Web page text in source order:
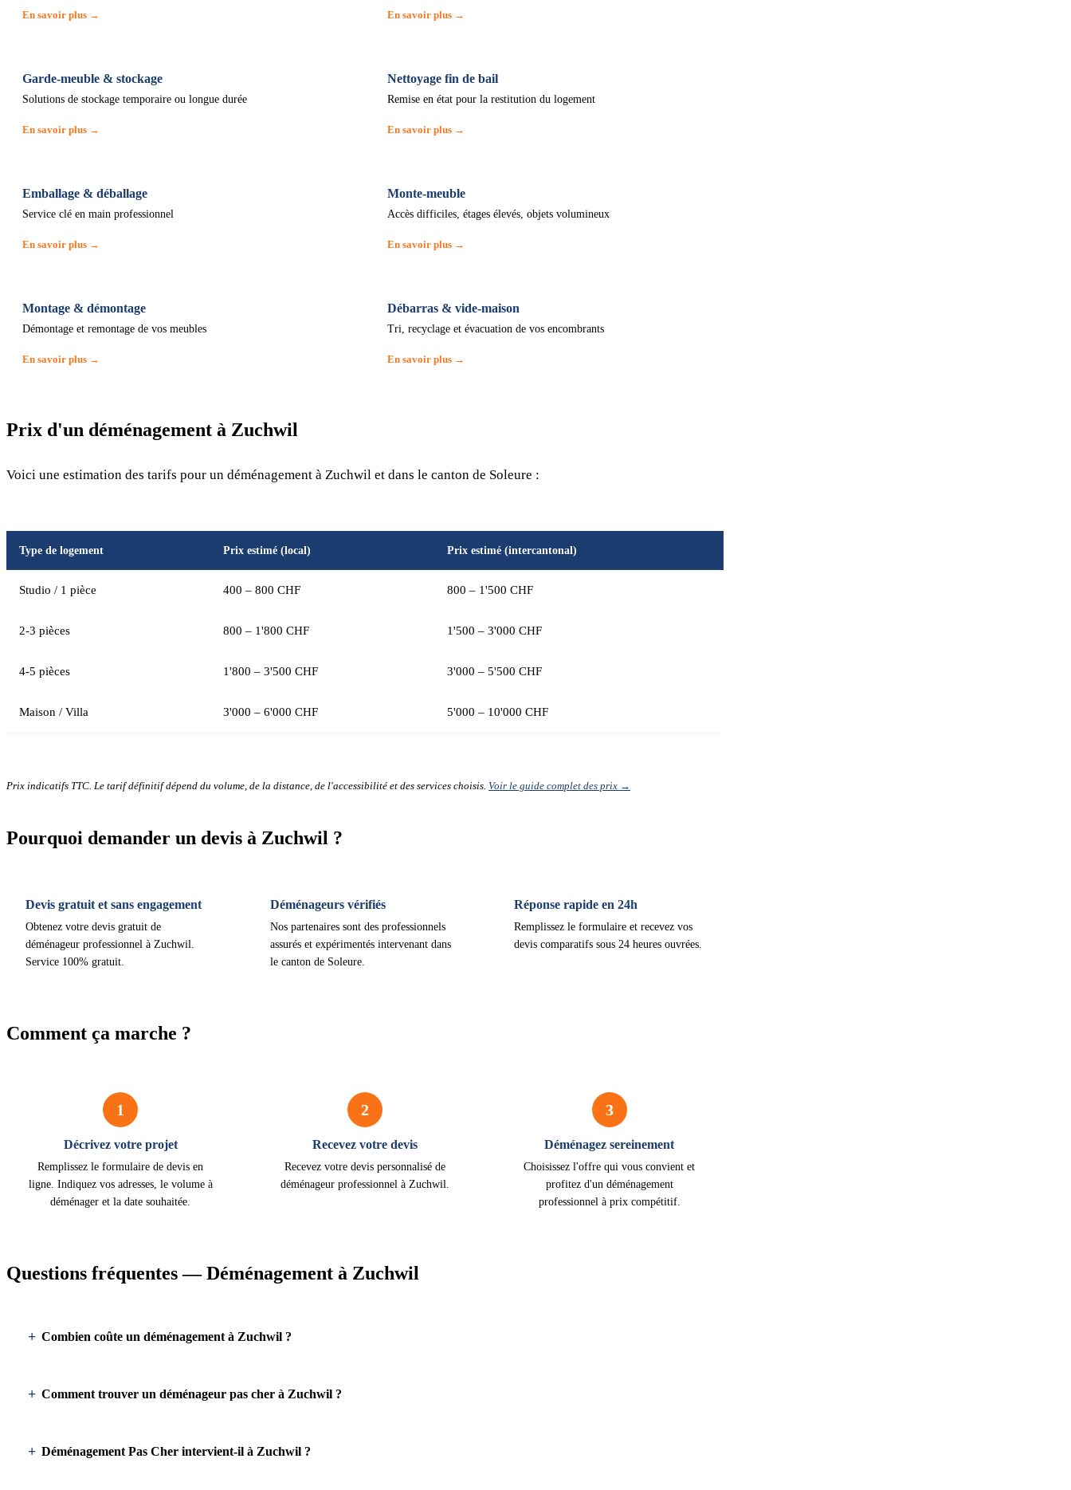
En savoir plus → En savoir plus →
Garde-meuble & stockage
Solutions de stockage temporaire ou longue durée
En savoir plus →
Nettoyage fin de bail
Remise en état pour la restitution du logement
En savoir plus →
Emballage & déballage
Service clé en main professionnel
En savoir plus →
Monte-meuble
Accès difficiles, étages élevés, objets volumineux
En savoir plus →
Montage & démontage
Démontage et remontage de vos meubles
En savoir plus →
Débarras & vide-maison
Tri, recyclage et évacuation de vos encombrants
En savoir plus →
Prix d'un déménagement à Zuchwil
Voici une estimation des tarifs pour un déménagement à Zuchwil et dans le canton de Soleure :
Type de logement Prix estimé (local) Prix estimé (intercantonal)
Studio / 1 pièce 400 – 800 CHF 800 – 1'500 CHF
2-3 pièces 800 – 1'800 CHF 1'500 – 3'000 CHF
4-5 pièces 1'800 – 3'500 CHF 3'000 – 5'500 CHF
Maison / Villa 3'000 – 6'000 CHF 5'000 – 10'000 CHF
Prix indicatifs TTC. Le tarif définitif dépend du volume, de la distance, de l'accessibilité et des services choisis. Voir le guide complet des prix →
Pourquoi demander un devis à Zuchwil ?
Devis gratuit et sans engagement
Obtenez votre devis gratuit de
déménageur professionnel à Zuchwil.
Service 100% gratuit.
Déménageurs vérifiés
Nos partenaires sont des professionnels
assurés et expérimentés intervenant dans
le canton de Soleure.
Réponse rapide en 24h
Remplissez le formulaire et recevez vos
devis comparatifs sous 24 heures ouvrées.
Comment ça marche ?
1
Décrivez votre projet
Remplissez le formulaire de devis en
ligne. Indiquez vos adresses, le volume à
déménager et la date souhaitée.
2
Recevez votre devis
Recevez votre devis personnalisé de
déménageur professionnel à Zuchwil.
3
Déménagez sereinement
Choisissez l'offre qui vous convient et
profitez d'un déménagement
professionnel à prix compétitif.
Questions fréquentes — Déménagement à Zuchwil
Combien coûte un déménagement à Zuchwil ?
Comment trouver un déménageur pas cher à Zuchwil ?
Déménagement Pas Cher intervient-il à Zuchwil ?